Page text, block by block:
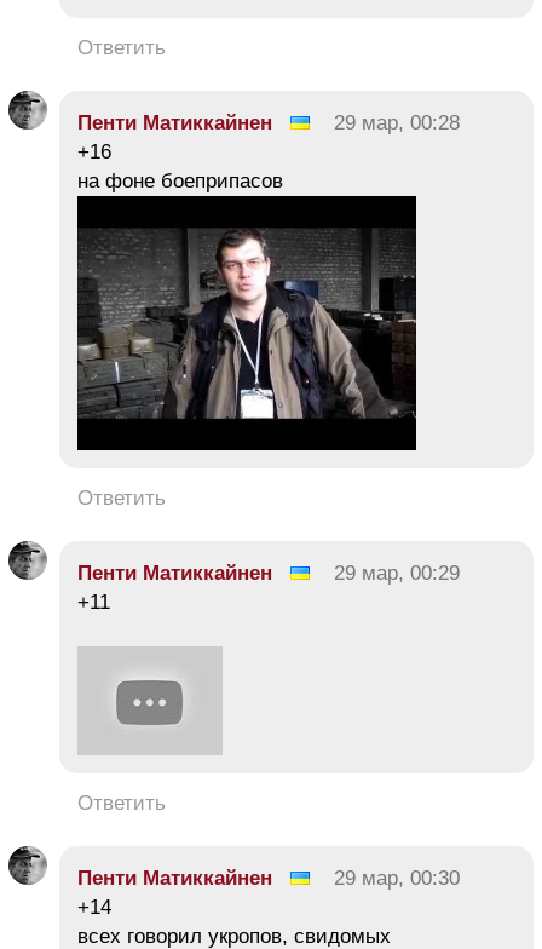
Ответить
Пенти Матиккайнен
29 мар, 00:28
+16
на фоне боеприпасов
Ответить
Пенти Матиккайнен
29 мар, 00:29
+11
Ответить
Пенти Матиккайнен
29 мар, 00:30
+14
всех говорил укропов, свидомых